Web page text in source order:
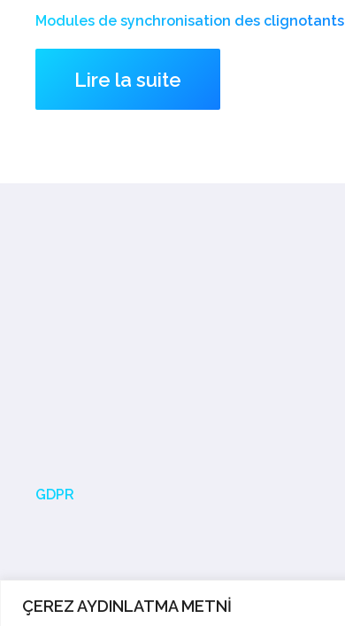
ÇEREZ AYDINLATMA METNİ
Modules de synchronisation des clignotants
Lire la suite
GDPR